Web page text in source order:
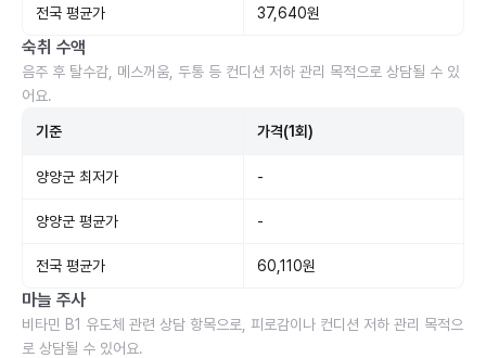
전국 평균가 37,640원
숙취 수액
음주 후 탈수감, 메스꺼움, 두통 등 컨디션 저하 관리 목적으로 상담될 수 있
어요.
기준 가격(1회)
양양군 최저가 -
양양군 평균가 -
전국 평균가 60,110원
마늘 주사
비타민 B1 유도체 관련 상담 항목으로, 피로감이나 컨디션 저하 관리 목적으
로 상담될 수 있어요.